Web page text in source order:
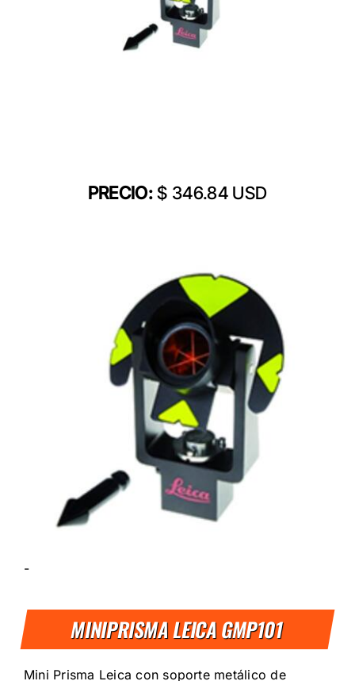
PRECIO:$ 346.84 USD
-
MINIPRISMA LEICA GMP101
Mini Prisma Leica con soporte metálico de